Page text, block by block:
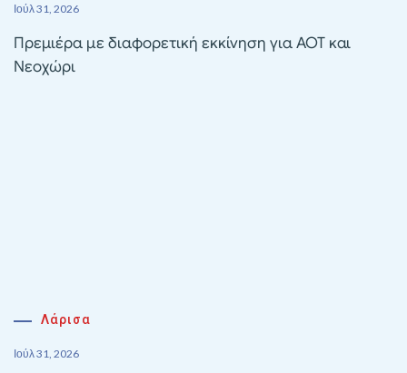
Ιούλ 31, 2026
Πρεμιέρα με διαφορετική εκκίνηση για ΑΟΤ και
Νεοχώρι
Λάρισα
Ιούλ 31, 2026